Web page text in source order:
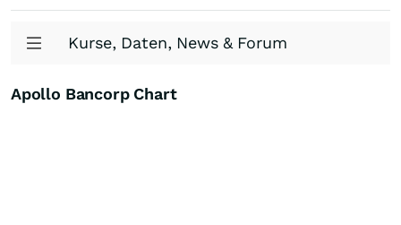
Kurse, Daten, News & Forum
Apollo Bancorp Chart